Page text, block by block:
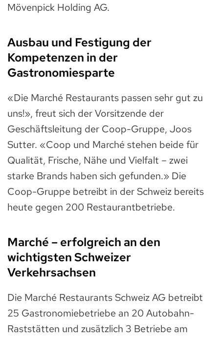
Mövenpick Holding AG.
Ausbau und Festigung der
Kompetenzen in der
Gastronomiesparte
«Die Marché Restaurants passen sehr gut zu
uns!», freut sich der Vorsitzende der
Geschäftsleitung der Coop-Gruppe, Joos
Sutter. «Coop und Marché stehen beide für
Qualität, Frische, Nähe und Vielfalt – zwei
starke Brands haben sich gefunden.» Die
Coop-Gruppe betreibt in der Schweiz bereits
heute gegen 200 Restaurantbetriebe.
Marché – erfolgreich an den
wichtigsten Schweizer
Verkehrsachsen
Die Marché Restaurants Schweiz AG betreibt
25 Gastronomiebetriebe an 20 Autobahn-
Raststätten und zusätzlich 3 Betriebe am